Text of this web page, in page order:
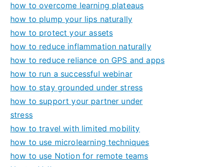
how to overcome learning plateaus
how to plump your lips naturally
how to protect your assets
how to reduce inflammation naturally
how to reduce reliance on GPS and apps
how to run a successful webinar
how to stay grounded under stress
how to support your partner under
stress
how to travel with limited mobility
how to use microlearning techniques
how to use Notion for remote teams